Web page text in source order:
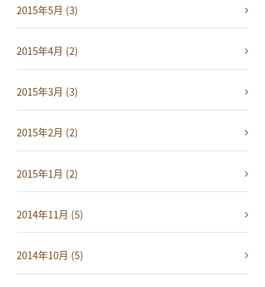
2015年5月 (3)
2015年4月 (2)
2015年3月 (3)
2015年2月 (2)
2015年1月 (2)
2014年11月 (5)
2014年10月 (5)